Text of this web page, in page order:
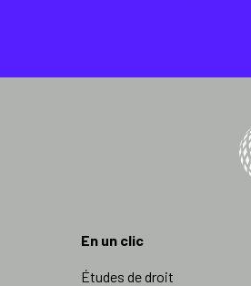
En un clic
Études de droit